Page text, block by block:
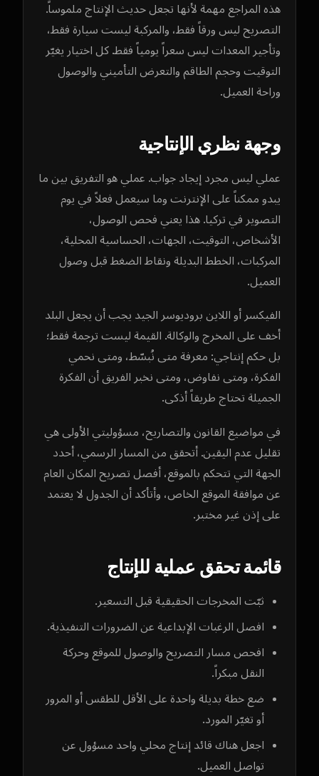
هذه المراجع مهمة لأنها تجعل حديث الإنتاج ملموساً.
التصريح ليس ورقاً فقط، والمركبة ليست سيارة فقط،
وتأجير المعدات ليس سعراً يومياً فقط. كل اختيار يغيّر
التوقيت وحجم الطاقم والتعرض التأميني والوصول
وراحة العميل.
وجهة نظري الإنتاجية
عملي ليس مجرد إيجاد جواب. عملي هو التفريق بين ما
يبدو ممكناً على الإنترنت وما سيعمل فعلاً في يوم
التصوير في تركيا. هذا يعني فحص الوصول،
الأشخاص، التوقيت، الجهات، الحساسية المحلية،
المركبات، الخطط البديلة ونقاط الضغط قبل وصول
العميل.
الفيكسر أو اللاين بروديوسر الجيد يجب أن يجعل البلد
أخف على المخرج والوكالة. القيمة ليست ترجمة فقط؛
بل حكم إنتاجي: معرفة متى نُبسّط، ومتى نحمي
الفكرة، ومتى نفاوض، ومتى نخبر الفريق أن الفكرة
الجميلة تحتاج طريقاً أذكى.
في مواضيع القانون والتصاريح، مسؤوليتي الأولى هي
تقليل عدم اليقين. أتحقق من المسار الرسمي، أحدد
الجهة التي تتحكم بالموقع، أفصل تصريح المكان العام
عن موافقة الموقع الخاص، وأتأكد أن الجدول لا يعتمد
على إذن غير مختبر.
قائمة تحقق عملية للإنتاج
ثبّت المخرجات الحقيقية قبل التسعير.
افصل الرغبات الإبداعية عن الضرورات التنفيذية.
افحص مسار التصريح والوصول للموقع وحركة
النقل مبكراً.
ضع خطة بديلة واحدة على الأقل للطقس أو المرور
أو تغيّر المورد.
اجعل هناك قائد إنتاج محلي واحد مسؤول عن
تواصل العميل.